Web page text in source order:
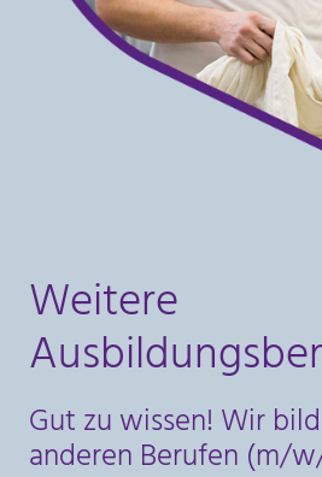
Weitere
Gut zu wissen! Wir
anderen Berufen (m/